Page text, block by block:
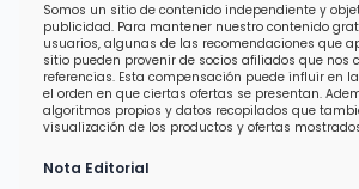
Somos un sitio de contenido independiente y
publicidad. Para mantener nuestro contenido
usuarios, algunas de las recomendaciones que
sitio pueden provenir de socios afiliados que nos
referencias. Esta compensación puede influir en
el orden en que ciertas ofertas se presentan.
algoritmos propios y datos recopilados que
visualización de los productos y ofertas
Nota Editorial